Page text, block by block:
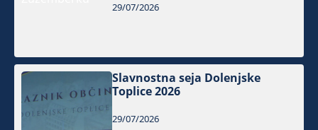
29/07/2026
Slavnostna seja Dolenjske
Toplice 2026
29/07/2026